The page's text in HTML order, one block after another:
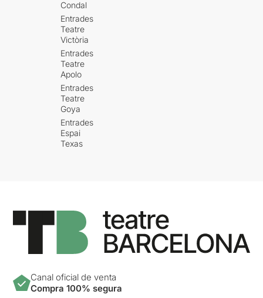
Condal
Entrades
Teatre
Victòria
Entrades
Teatre
Apolo
Entrades
Teatre
Goya
Entrades
Espai
Texas
Canal oficial de venta
Compra 100% segura